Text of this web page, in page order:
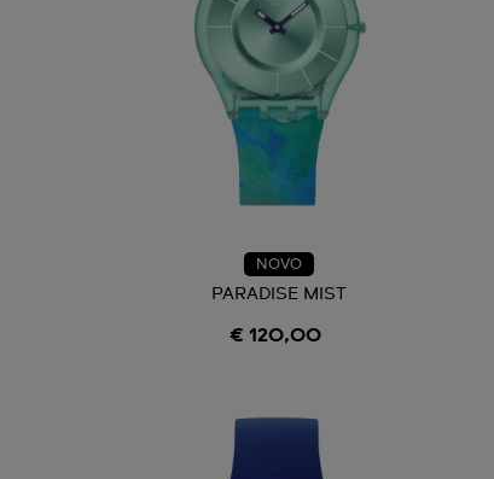
NOVO
PARADISE MIST
€ 120,00